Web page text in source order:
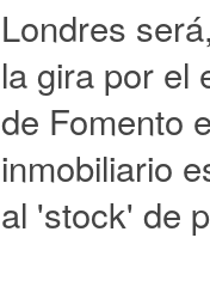
Londres
la gira por el
de Fomento
inmobiliario
al 'stock' de